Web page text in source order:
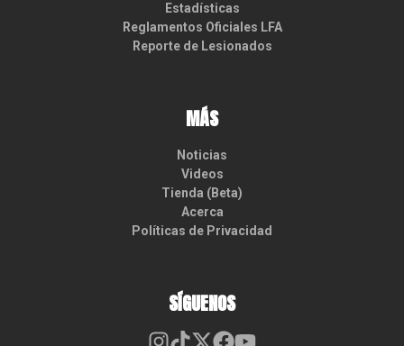
Estadísticas
Reglamentos Oficiales LFA
Reporte de Lesionados
MÁS
Noticias
Videos
Tienda (Beta)
Acerca
Políticas de Privacidad
SÍGUENOS